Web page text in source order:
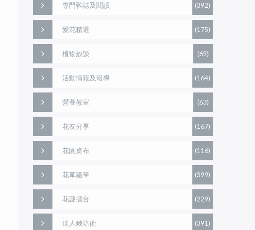
專門雜誌及閱讀 (392)
愛花精選 (175)
植物趣談 (69)
活動情報及報導 (164)
營養教室 (63)
花友分享 (167)
花園桌布 (116)
花草隨筆 (399)
花謎擂台 (229)
達人栽培術 (391)